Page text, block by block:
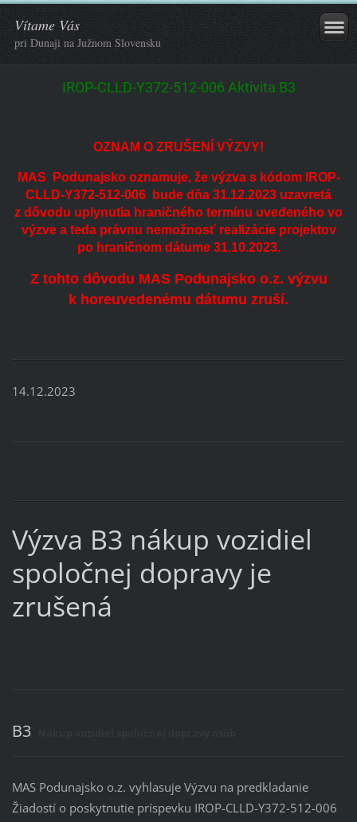
Vítame Vás
pri Dunaji na Južnom Slovensku
IROP-CLLD-Y372-512-006 Aktivita B3
OZNAM O ZRUŠENÍ VÝZVY!
MAS Podunajsko oznamuje, že výzva s kódom IROP-
CLLD-Y372-512-006 bude dňa 31.12.2023 uzavretá
z dôvodu uplynutia hraničného termínu uvedeného vo
výzve a teda právnu nemožnosť realizácie projektov
po hraničnom dátume 31.10.2023.
Z tohto dôvodu MAS Podunajsko o.z. výzvu
k horeuvedenému dátumu zruší.
14.12.2023
Výzva B3 nákup vozidiel
spoločnej dopravy je
zrušená
B3
MAS Podunajsko o.z. vyhlasuje Výzvu na predkladanie
Žiadostí o poskytnutie príspevku IROP-CLLD-Y372-512-006